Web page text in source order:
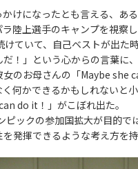
けになったとも言える、あ
陸上選手のキャンプを視察
ていて、自己ベストが出
！」という心からの言葉に
のお母さんの「Maybe she
何かできるかもしれないと
do it！」がこぼれ出た。
ックの参加国拡大が目的で
発揮できるような考え方を